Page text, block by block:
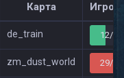
Карта
de_train 12/32
zm_dust_world 29/32